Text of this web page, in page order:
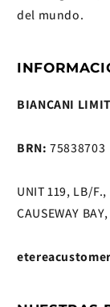
del mundo.
BIANCANI
BRN: 75838703
UNIT 119, LB/F.,
CAUSEWAY